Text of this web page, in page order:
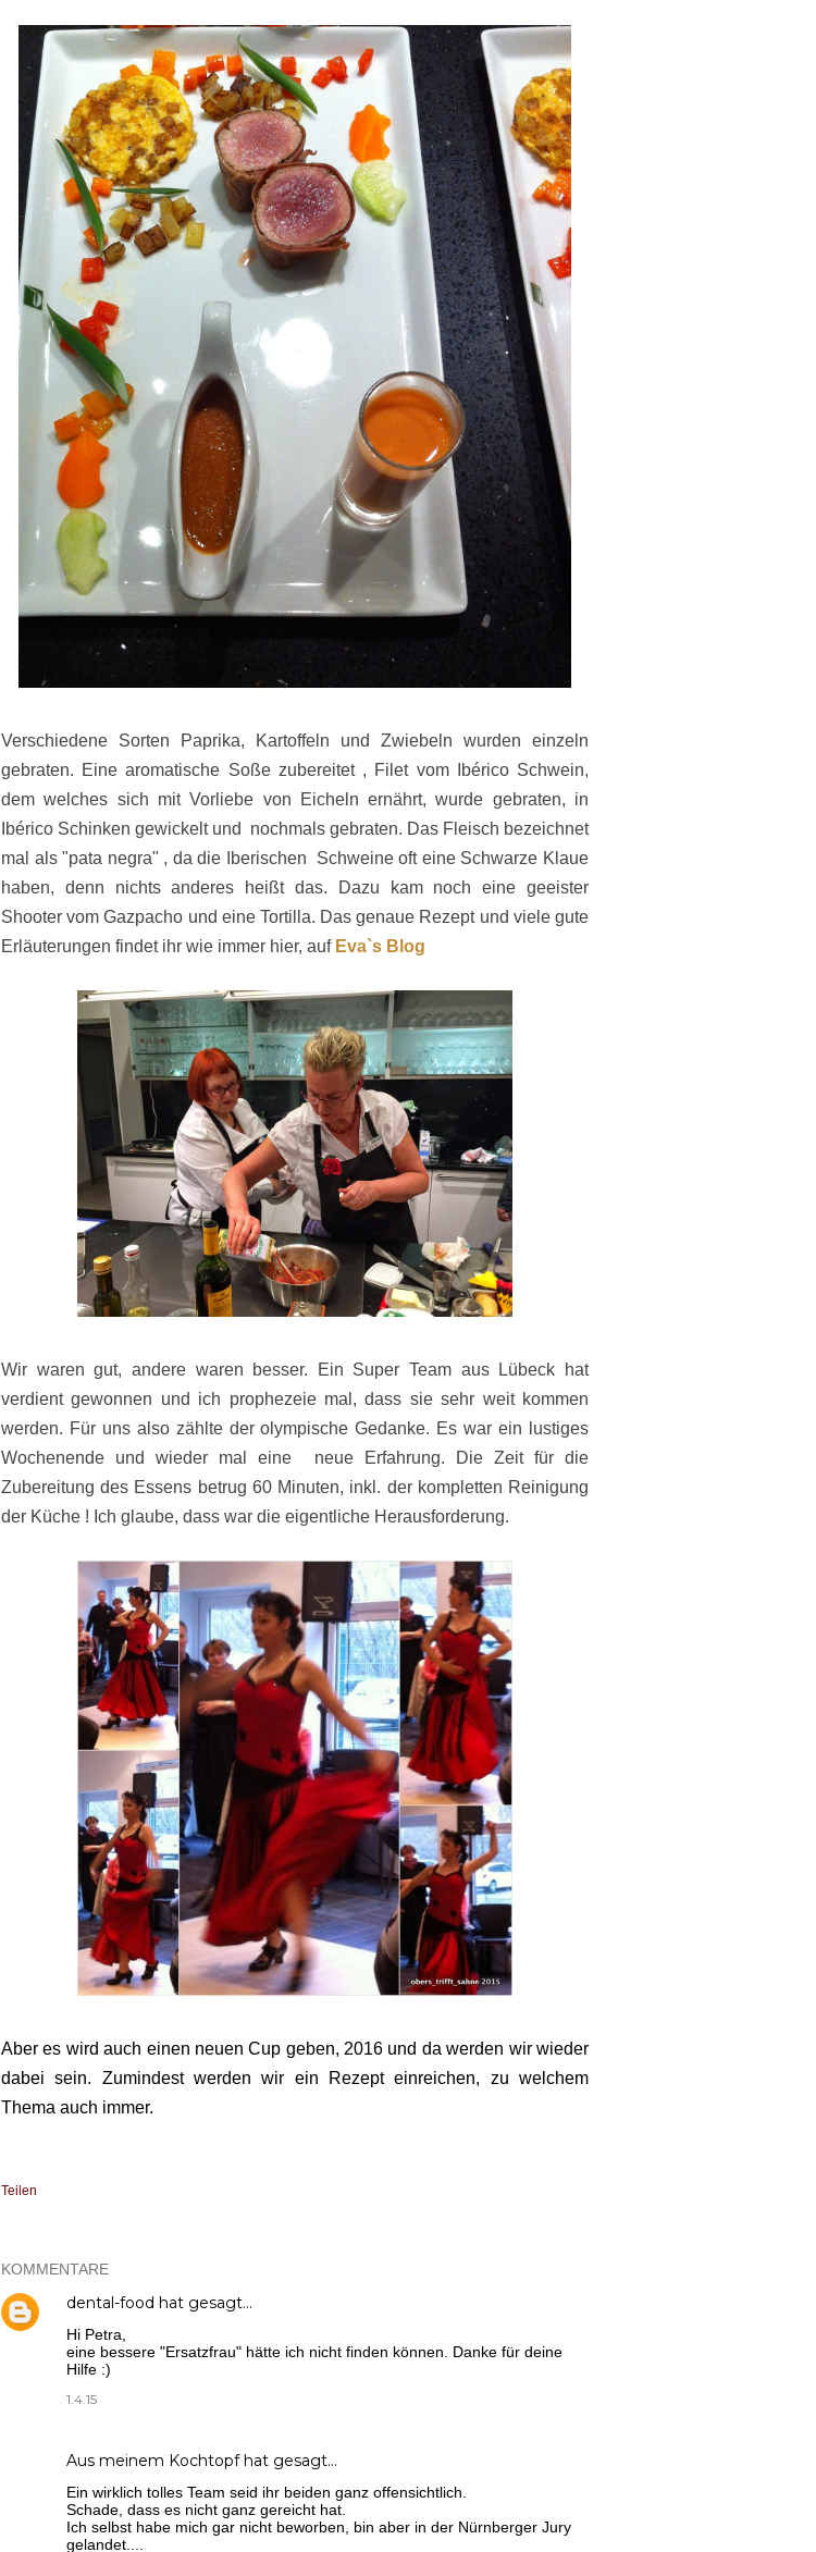
Verschiedene Sorten Paprika, Kartoffeln und Zwiebeln wurden einzeln
gebraten. Eine aromatische Soße zubereitet , Filet vom Ibérico Schwein,
dem welches sich mit Vorliebe von Eicheln ernährt, wurde gebraten, in
Ibérico Schinken gewickelt und nochmals gebraten. Das Fleisch bezeichnet
mal als "pata negra" , da die Iberischen Schweine oft eine Schwarze Klaue
haben, denn nichts anderes heißt das. Dazu kam noch eine geeister
Shooter vom Gazpacho und eine Tortilla. Das genaue Rezept und viele gute
Erläuterungen findet ihr wie immer hier, auf Eva`s Blog
Wir waren gut, andere waren besser. Ein Super Team aus Lübeck hat
verdient gewonnen und ich prophezeie mal, dass sie sehr weit kommen
werden. Für uns also zählte der olympische Gedanke. Es war ein lustiges
Wochenende und wieder mal eine neue Erfahrung. Die Zeit für die
Zubereitung des Essens betrug 60 Minuten, inkl. der kompletten Reinigung
der Küche ! Ich glaube, dass war die eigentliche Herausforderung.
Aber es wird auch einen neuen Cup geben, 2016 und da werden wir wieder
dabei sein. Zumindest werden wir ein Rezept einreichen, zu welchem
Thema auch immer.
Teilen
KOMMENTARE
dental-food hat gesagt…
Hi Petra,
eine bessere "Ersatzfrau" hätte ich nicht finden können. Danke für deine
Hilfe :)
1.4.15
Aus meinem Kochtopfhat gesagt…
Ein wirklich tolles Team seid ihr beiden ganz offensichtlich.
Schade, dass es nicht ganz gereicht hat.
Ich selbst habe mich gar nicht beworben, bin aber in der Nürnberger Jury
gelandet....